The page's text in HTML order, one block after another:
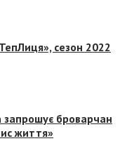
сезон 2022
запрошує броварчан
життя»